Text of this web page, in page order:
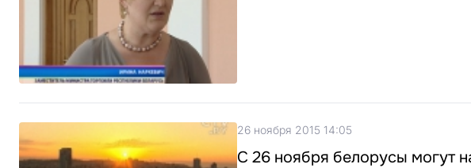
26 ноября 2015 14:05
С 26 ноября белорусы могут